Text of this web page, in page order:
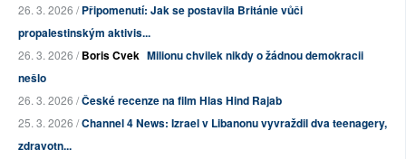
26. 3. 2026 /Připomenutí: Jak se postavila Británie vůči
propalestinským aktivis...
26. 3. 2026 /Boris Cvek Milionu chvilek nikdy o žádnou demokracii
nešlo
26. 3. 2026 /České recenze na film Hlas Hind Rajab
25. 3. 2026 /Channel 4 News: Izrael v Libanonu vyvraždil dva teenagery,
zdravotn...